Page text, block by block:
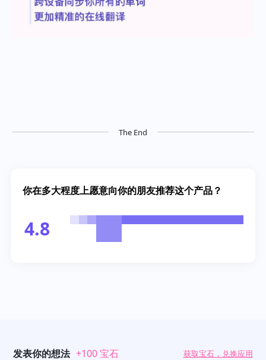
The End
你在多大程度上愿意向你的朋友推荐这个产品？
4.8
发表你的想法 +100 宝石 获取宝石，兑换应用